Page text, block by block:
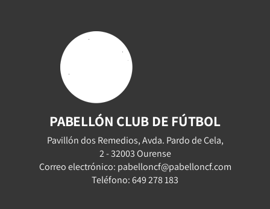
PABELLÓN CLUB DE FÚTBOL
Pavillón dos Remedios, Avda. Pardo de Cela,
2 - 32003 Ourense
Correo electrónico: pabelloncf@pabelloncf.com
Teléfono: 649 278 183